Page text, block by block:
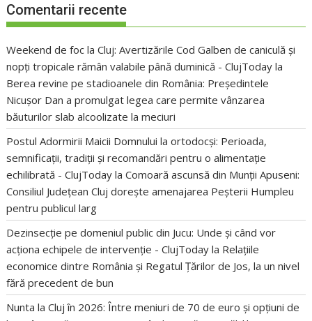
Comentarii recente
Weekend de foc la Cluj: Avertizările Cod Galben de caniculă și
nopți tropicale rămân valabile până duminică - ClujToday la
Berea revine pe stadioanele din România: Președintele
Nicușor Dan a promulgat legea care permite vânzarea
băuturilor slab alcoolizate la meciuri
Postul Adormirii Maicii Domnului la ortodocși: Perioada,
semnificații, tradiții și recomandări pentru o alimentație
echilibrată - ClujToday laComoară ascunsă din Munții Apuseni:
Consiliul Județean Cluj dorește amenajarea Peșterii Humpleu
pentru publicul larg
Dezinsecție pe domeniul public din Jucu: Unde și când vor
acționa echipele de intervenție - ClujToday la Relațiile
economice dintre România și Regatul Țărilor de Jos, la un nivel
fără precedent de bun
Nunta la Cluj în 2026: Între meniuri de 70 de euro și opțiuni de